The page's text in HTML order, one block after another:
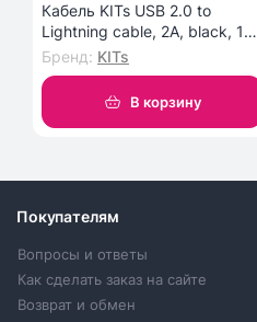
Кабель KITs USB 2.0 to
Lightning cable, 2A, black, 1m
(KITS-W-003)
Бренд: KITs
В корзину
Покупателям
Вопросы и ответы
Как сделать заказ на сайте
Возврат и обмен